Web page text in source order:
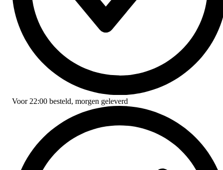
Voor 22:00 besteld, morgen geleverd